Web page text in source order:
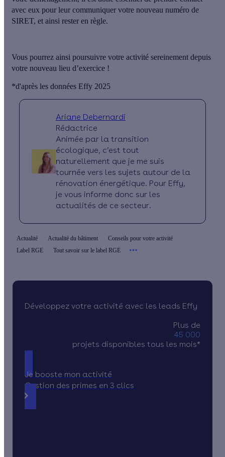
avec eux pour leur communiquer votre nouveau numéro de
SIRET, et ainsi rester en règle.
Vous pourrez ainsi poursuivre votre activité sereinement depuis
votre nouveau lieu d’exercice !
*d'après les données Effy 2025
Ariane Debernardi
Rédactrice
Animée par la transition
écologique, c’est tout
naturellement que je me suis
tournée vers les sujets autour de la
rénovation énergétique. Pour Effy,
je vous informe donc sur les
actualités de ce secteur.
Actualité Actualité du bâtiment
Conseils pour votre activité
Label RGE
Tout savoir sur le label RGE
Développez votre activité avec les leads Effy
Plus de
45 000
projets disponibles tous les mois*
Je booste mon activité
Gestion des primes en 3 clics